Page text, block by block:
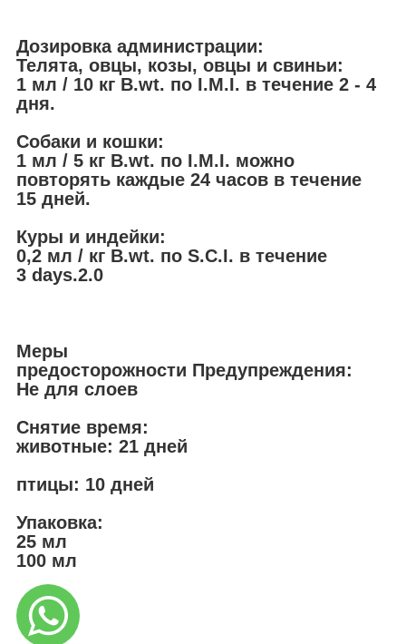
Дозировка администрации:
Телята, овцы, козы, овцы и свиньи:
1 мл / 10 кг B.wt. по I.M.I. в течение 2 - 4
дня.
Собаки и кошки:
1 мл / 5 кг B.wt. по I.M.I. можно
повторять каждые 24 часов в течение
15 дней.
Куры и индейки:
0,2 мл / кг B.wt. по S.C.I. в течение
3 days.2.0
Меры
предосторожности Предупреждения:
Не для слоев
Снятие время:
животные: 21 дней
птицы: 10 дней
Упаковка:
25 мл
100 мл